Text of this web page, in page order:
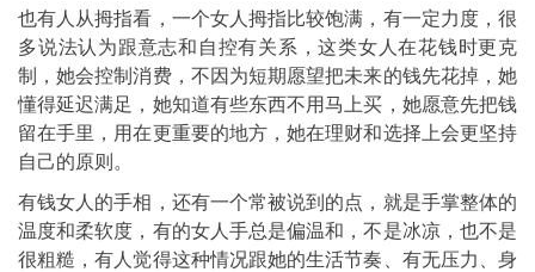
也有人从拇指看，一个女人拇指比较饱满，有一定力度，很
多说法认为跟意志和自控有关系，这类女人在花钱时更克
制，她会控制消费，不因为短期愿望把未来的钱先花掉，她
懂得延迟满足，她知道有些东西不用马上买，她愿意先把钱
留在手里，用在更重要的地方，她在理财和选择上会更坚持
自己的原则。
有钱女人的手相，还有一个常被说到的点，就是手掌整体的
温度和柔软度，有的女人手总是偏温和，不是冰凉，也不是
很粗糙，有人觉得这种情况跟她的生活节奏、有无压力、身